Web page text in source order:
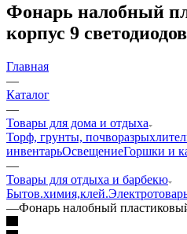
Фонарь налобный
корпус 9 светодиодов
Главная
—
Каталог
—
Товары для дома и отдыха
Торф, грунты,
инвентарьОсвещениеГоршки и
—
Товары для отдыха и барбекю
Бытов.химия,клей.
—Фонарь налобный